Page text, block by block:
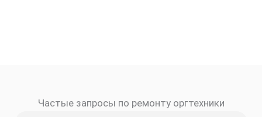
Частые запросы по ремонту оргтехники